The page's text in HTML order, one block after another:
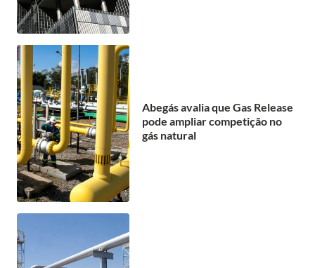
Abegás avalia que Gas Release
pode ampliar competição no
gás natural